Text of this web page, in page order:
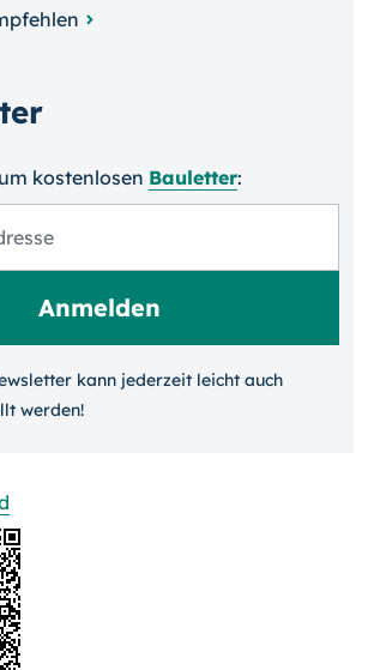
kosten­losen Bauletter:
kann jeder­zeit leicht auch
werden!